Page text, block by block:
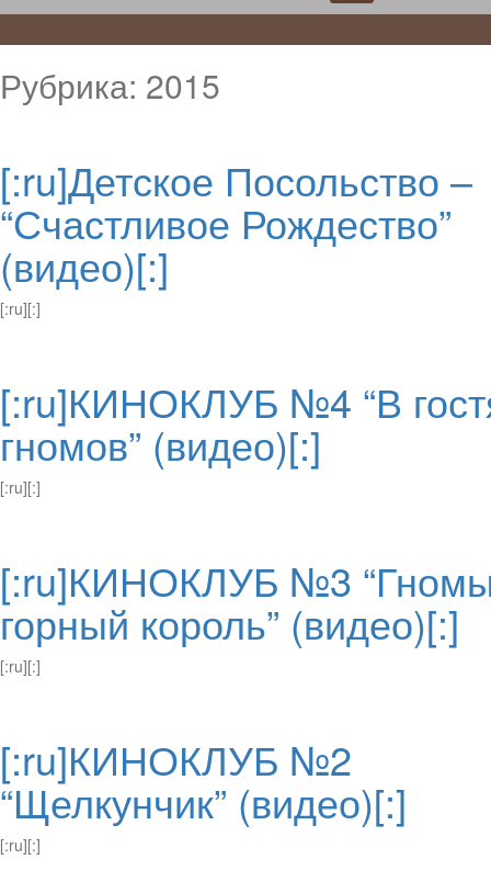
Рубрика: 2015
[:ru]Детское Посольство –
“Счастливое Рождество”
(видео)[:]
[:ru][:]
[:ru]КИНОКЛУБ №4 “В
гномов” (видео)[:]
[:ru][:]
[:ru]КИНОКЛУБ №3
горный король” (видео)[:]
[:ru][:]
[:ru]КИНОКЛУБ №2
“Щелкунчик” (видео)[:]
[:ru][:]